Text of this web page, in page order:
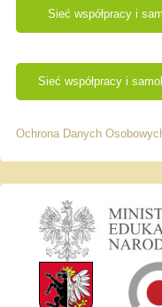
Sieć współpracy i
Sieć współpracy i
Ochrona Danych